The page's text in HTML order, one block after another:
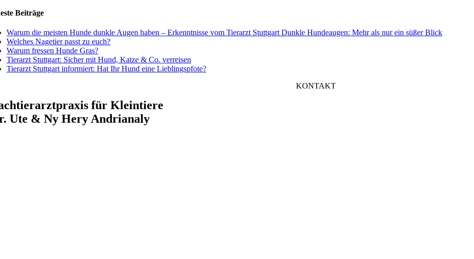
Beiträge
Warum die meisten Hunde dunkle Augen haben – Erkenntnisse vom Tierarzt Stuttgart Dunkle Hundeaugen: Mehr als nur ein süßer Blick
Welches Nagetier passt zu euch?
Warum fressen Hunde Gras?
Tierarzt Stuttgart: Sicher mit Hund, Katze & Co. verreisen
Tierarzt Stuttgart informiert: Hat Ihr Hund eine Lieblingspfote?
KONTAKT
für Kleintiere
Ute & Ny Hery Andrianaly